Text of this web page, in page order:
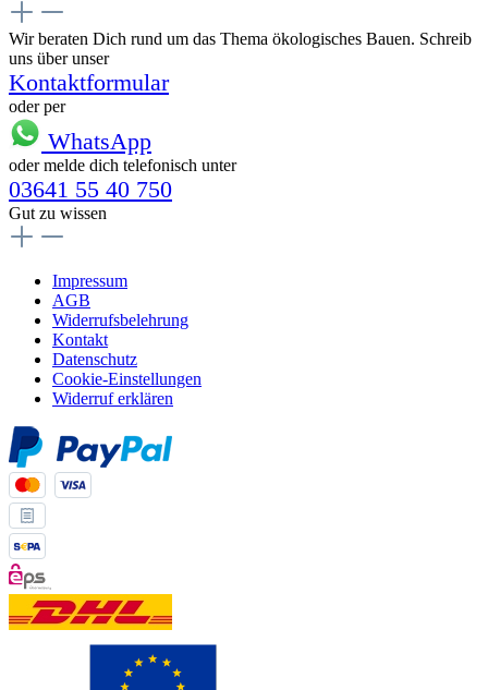
Wir beraten Dich rund um das Thema ökologisches Bauen. Schreib
uns über unser
Kontaktformular
oder per
WhatsApp
oder melde dich telefonisch unter
03641 55 40 750
Gut zu wissen
Impressum
AGB
Widerrufsbelehrung
Kontakt
Datenschutz
Cookie-Einstellungen
Widerruf erklären